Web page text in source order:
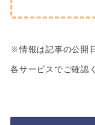
※情報は記事の公開
各サービスでご確認